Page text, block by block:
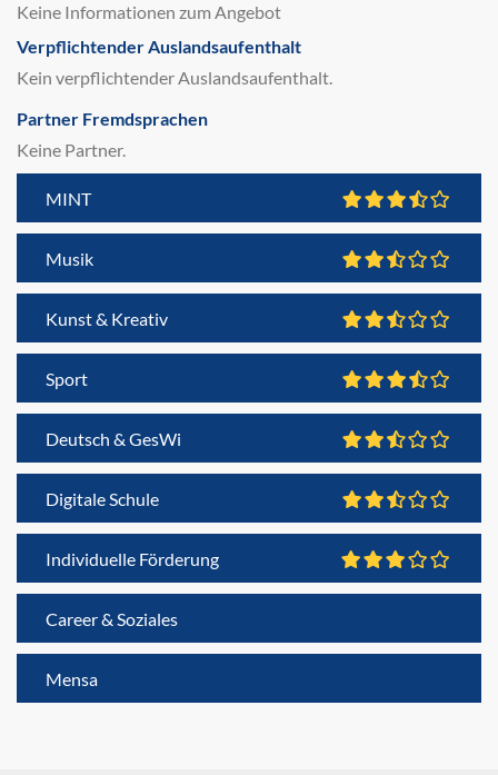
Keine Informationen zum Angebot
Verpflichtender Auslandsaufenthalt
Kein verpflichtender Auslandsaufenthalt.
Partner Fremdsprachen
Keine Partner.
MINT
Musik
Kunst & Kreativ
Sport
Deutsch & GesWi
Digitale Schule
Individuelle Förderung
Career & Soziales
Mensa